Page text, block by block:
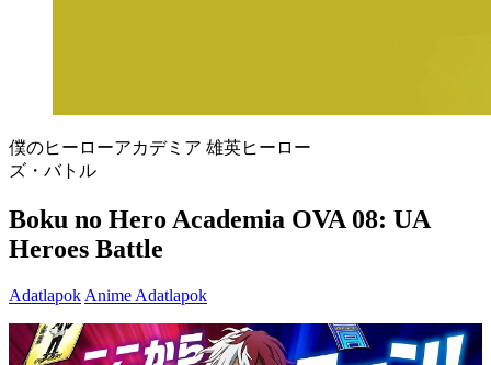
僕のヒーローアカデミア 雄英ヒーロー
ズ・バトル
Boku no Hero Academia OVA 08: UA
Heroes Battle
Adatlapok Anime Adatlapok